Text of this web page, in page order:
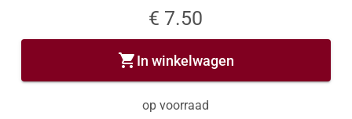
€ 7.50
shopping_cartIn winkelwagen
op voorraad